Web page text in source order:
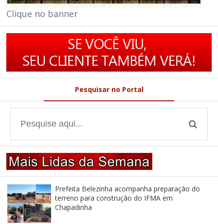
Clique no banner
Pesquisar no Portal
Prefeita Belezinha acompanha preparação do
terreno para construção do IFMA em
Chapadinha